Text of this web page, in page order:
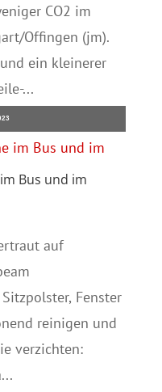
CO2 im
Offingen (jm).
ein kleinerer
...
Bus und im
auf
Fenster
reinigen und
verzichten: